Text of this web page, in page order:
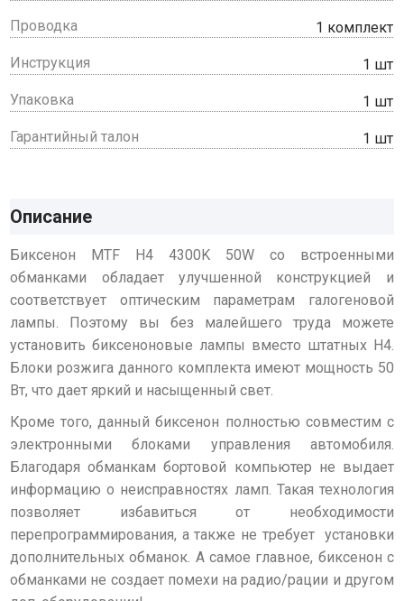
Проводка 1 комплект
Инструкция 1 шт
Упаковка 1 шт
Гарантийный талон 1 шт
Описание
Биксенон MTF H4 4300K 50W со встроенными
обманками обладает улучшенной конструкцией и
соответствует оптическим параметрам галогеновой
лампы. Поэтому вы без малейшего труда можете
установить биксеноновые лампы вместо штатных Н4.
Блоки розжига данного комплекта имеют мощность 50
Вт, что дает яркий и насыщенный свет.
Кроме того, данный биксенон полностью совместим с
электронными блоками управления автомобиля.
Благодаря обманкам бортовой компьютер не выдает
информацию о неисправностях ламп. Такая технология
позволяет избавиться от необходимости
перепрограммирования, а также не требует установки
дополнительных обманок. А самое главное, биксенон с
обманками не создает помехи на радио/рации и другом